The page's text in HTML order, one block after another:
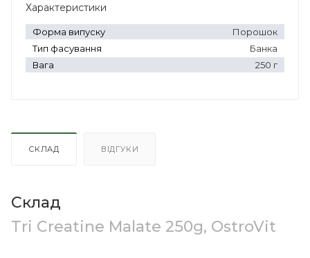
Характеристики
Форма випуску
Порошок
Тип фасування
Банка
Вага
250 г
СКЛАД ВІДГУКИ
Склад
Tri Creatine Malate 250g, OstroVit